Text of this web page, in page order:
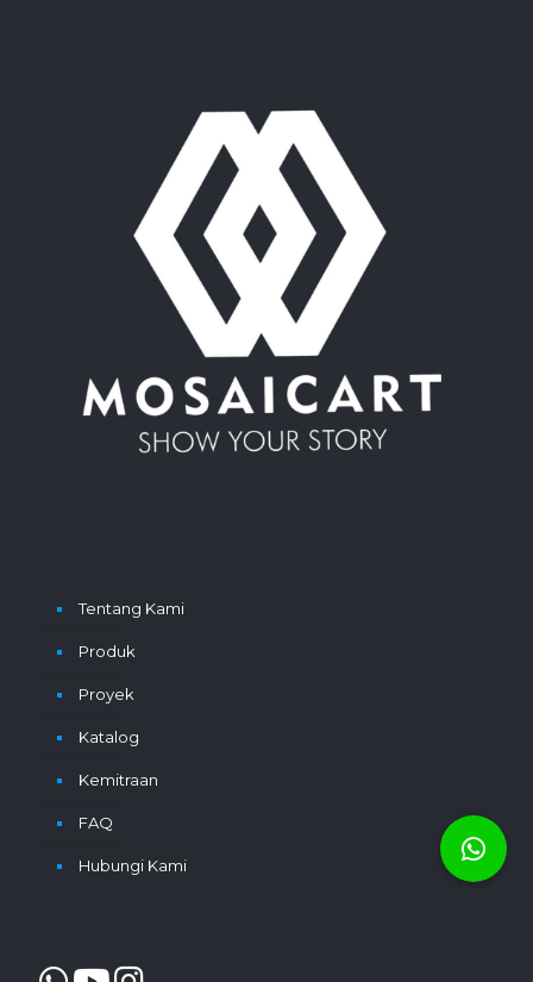
Tentang Kami
Produk
Proyek
Katalog
Kemitraan
FAQ
Hubungi Kami